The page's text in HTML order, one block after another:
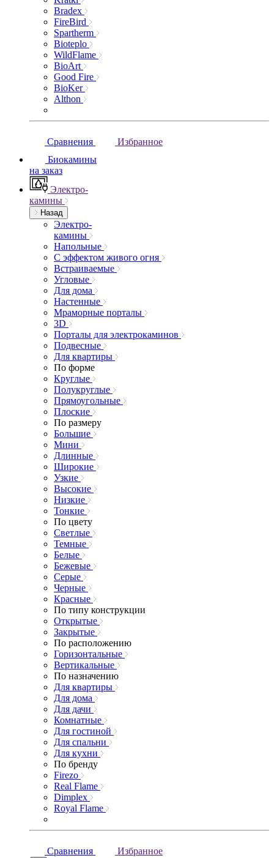
Bradex
FireBird
Spartherm
Bioteplo
WildFlame
BioArt
Good Fire
BioKer
Althon
Сравнения
Избранное
Биокамины
на заказ
Электро-
камины
Назад
Электро-
камины
Напольные
С эффектом живого огня
Встраиваемые
Угловые
Для дома
Настенные
Мраморные порталы
3D
Порталы для электрокаминов
Подвесные
Для квартиры
По форме
Круглые
Полукруглые
Прямоугольные
Плоские
По размеру
Большие
Мини
Длинные
Широкие
Узкие
Высокие
Низкие
Тонкие
По цвету
Светлые
Темные
Белые
Бежевые
Серые
Черные
Красные
По типу конструкции
Открытые
Закрытые
По расположению
Горизонтальные
Вертикальные
По назначению
Для квартиры
Для дома
Для дачи
Комнатные
Для гостиной
Для спальни
Для кухни
По бренду
Firezo
Real Flame
Dimplex
Royal Flame
Сравнения
Избранное